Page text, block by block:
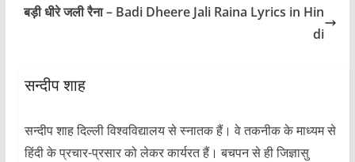
बड़ी धीरे जली रैना – Badi Dheere Jali Raina Lyrics in Hin
di
सन्दीप शाह
सन्दीप शाह दिल्ली विश्वविद्यालय से स्नातक हैं। वे तकनीक के माध्यम से
हिंदी के प्रचार-प्रसार को लेकर कार्यरत हैं। बचपन से ही जिज्ञासु